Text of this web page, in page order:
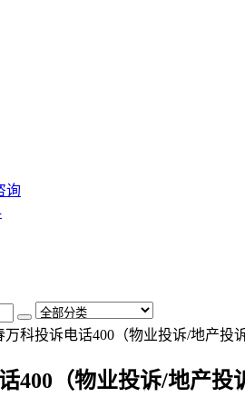
询
万科投诉电话400（物业投诉/地产投诉
400（物业投诉/地产投